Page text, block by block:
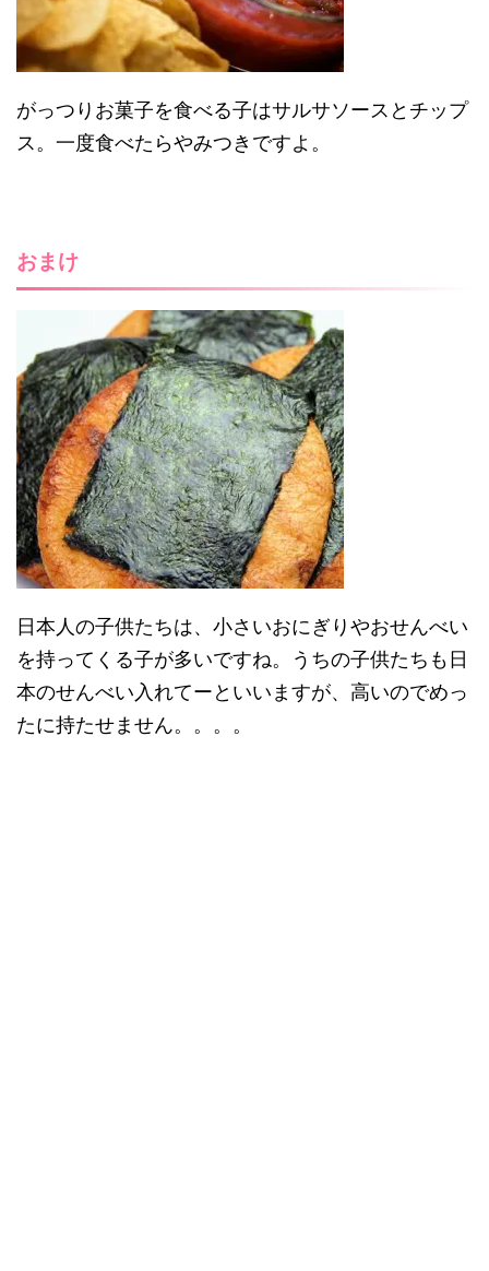
がっつりお菓子を食べる子はサルサソースとチップ
ス。一度食べたらやみつきですよ。
おまけ
日本人の子供たちは、小さいおにぎりやおせんべい
を持ってくる子が多いですね。うちの子供たちも日
本のせんべい入れてーといいますが、高いのでめっ
たに持たせません。。。。